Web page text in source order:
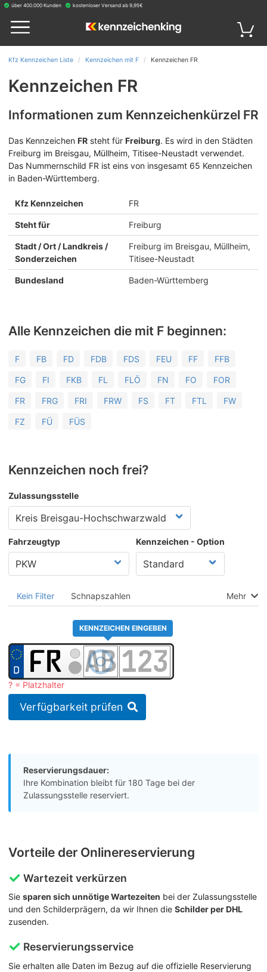
über 400.000 Kunden kostenloser Versand ab 9,95€
Kfz Kennzeichen Liste Kennzeichen mit F Kennzeichen FR
Kennzeichen FR
Informationen zum Kennzeichenkürzel FR
Das Kennzeichen FR steht für Freiburg. Es wird in den Städten
Freiburg im Breisgau, Müllheim, Titisee-Neustadt verwendet.
Das Nummernschild FR ist eins von insgesamt 65 Kennzeichen
in Baden-Württemberg.
Kfz Kennzeichen FR
Steht für Freiburg
Stadt / Ort / Landkreis /
Sonderzeichen
Freiburg im Breisgau, Müllheim,
Titisee-Neustadt
Bundesland Baden-Württemberg
Alle Kennzeichen die mit F beginnen:
F FB FD FDB FDS FEU FF FFB
FG FI FKB FL FLÖ FN FO FOR
FR FRG FRI FRW FS FT FTL FW
FZ FÜ FÜS
Kennzeichen noch frei?
Zulassungsstelle
Fahrzeugtyp Kennzeichen - Option
Kein Filter Schnapszahlen Mehr
KENNZEICHEN EINGEBEN
? = Platzhalter
Verfügbarkeit prüfen
Reservierungsdauer:
Ihre Kombination bleibt für 180 Tage bei der
Zulassungsstelle reserviert.
Vorteile der Onlinereservierung
Wartezeit verkürzen
Sie sparen sich unnötige Wartezeiten bei der Zulassungsstelle
und den Schilderprägern, da wir Ihnen die Schilder per DHL
zusenden.
Reservierungsservice
Sie erhalten alle Daten im Bezug auf die offizielle Reservierung